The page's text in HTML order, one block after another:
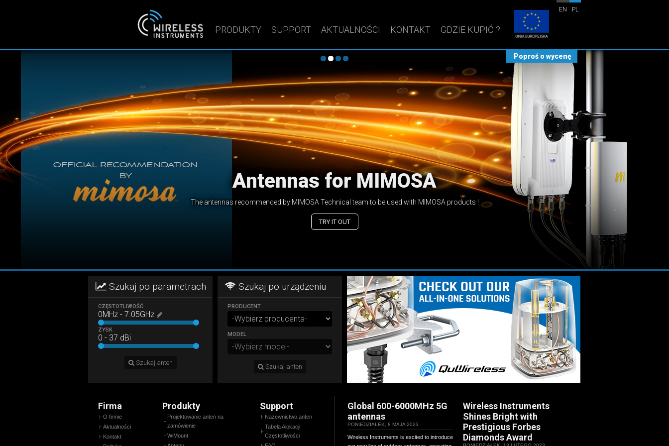
EN PL
PRODUKTY SUPPORT AKTUALNOŚCI KONTAKT GDZIE KUPIĆ ?
Poproś o wycenę
Sector antenna series
We manufacture highest quality sector antennas
Wireless Instruments Sp. z o.o. designs and manufactures high-end sector antennas for Your base stations.
Szukaj po parametrach
CZĘSTOTLIWOŚĆ
0MHz - 7.05GHz
ZYSK
0 - 37 dBi
Szukaj anten
Szukaj po urządzeniu
PRODUCENT
MODEL
Szukaj anten
Firma
O firmie
Aktualności
Kontakt
Produkty
Projektowanie anten na
zamówienie
WiMount
Support
Nazewnictwo anten
Tabela Alokacji
Częstotliwości
Global 600-6000MHz 5G
antennas
PONIEDZIAŁEK, 8 MAJA 2023
Wireless Instruments is excited to introduce
Wireless Instruments
Shines Bright with
Prestigious Forbes
Diamonds Award